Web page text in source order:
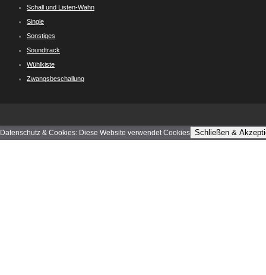
Schall und Listen-Wahn
Single
Sonstiges
Soundtrack
Wühlkiste
Zwangsbeschallung
Datenschutz & Cookies: Diese Website verwendet Cookies Schließen &